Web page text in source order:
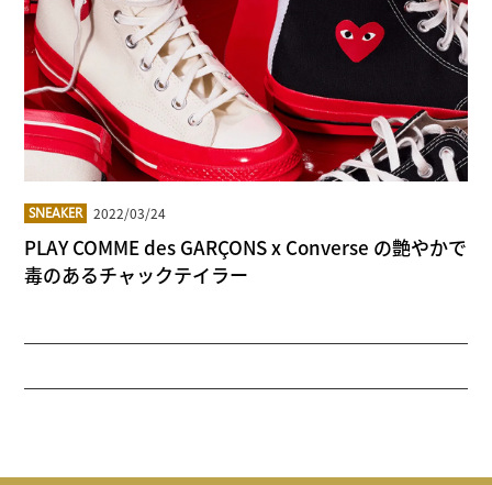
SNEAKER 2022/03/24
PLAY COMME des GARÇONS x Converse の艶やかで
毒のあるチャックテイラー